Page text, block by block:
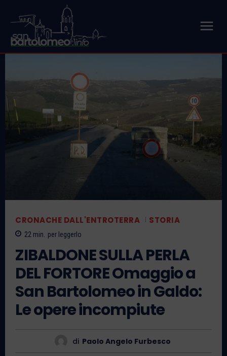
CRONACHE DALL'ENTROTERRA STORIA
22 min. per leggerlo
ZIBALDONE SULLA PERLA
DEL FORTORE Omaggio a
San Bartolomeo in Galdo:
Le opere incompiute
di Paolo Angelo Furbesco